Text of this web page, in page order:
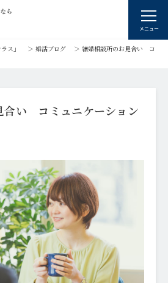
メニュー
ス」 ＞ 婚活ブログ ＞ 結婚相談所のお見合い コ
合い コミュニケーション